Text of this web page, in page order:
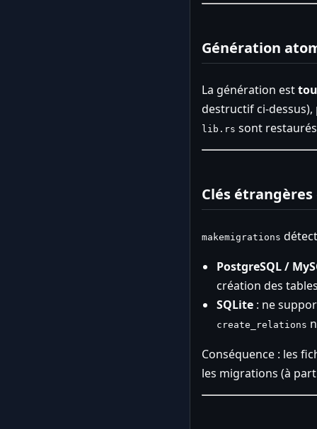
Génération
La génération est
destructif ci-
lib.rs sont
Clés
makemigrations
PostgreSQL /
création des
SQLite: ne
create_relations
Conséquence : les
les migrations (à